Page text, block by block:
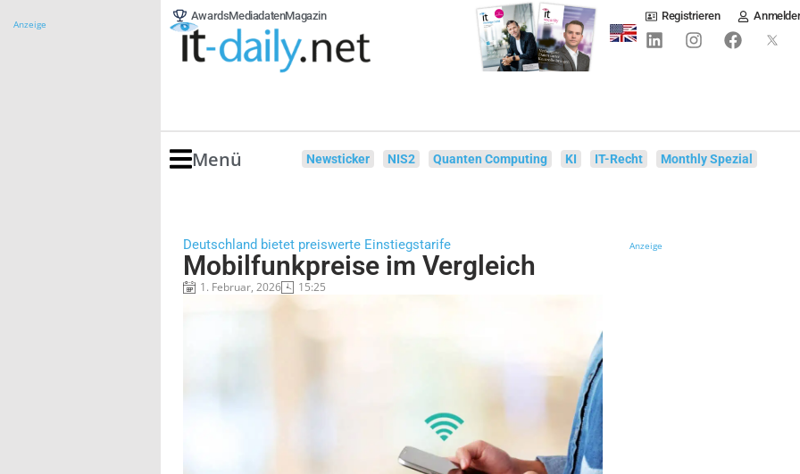
Anzeige
AwardsMediadatenMagazin Registrieren
Menü Newsticker NIS2 Quanten Computing KI IT-Recht Monthly Spezial
Deutschland bietet preiswerte Einstiegstarife
Mobilfunkpreise im Vergleich
1. Februar, 2026 15:25
Anzeige